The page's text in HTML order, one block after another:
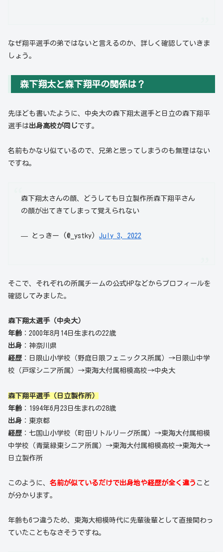
なぜ翔平選手の弟ではないと言えるのか、詳しく確認していきま
しょう。
森下翔太と森下翔平の関係は？
先ほども書いたように、中央大の森下翔太選手と日立の森下翔平
選手は出身高校が同じです。
名前もかなり似ているので、兄弟と思ってしまうのも無理はない
ですね。
森下翔太さんの顔、どうしても日立製作所森下翔平さん
の顔が出てきてしまって覚えられない
— とっきー (@_ystky)July 3, 2022
そこで、それぞれの所属チームの公式HPなどからプロフィールを
確認してみました。
森下翔太選手（中央大）
年齢 ：2000年8月14日生まれの22歳
出身 ：神奈川県
経歴 ：日限山小学校（野庭日限フェニックス所属）→日限山中学
校（戸塚シニア所属）→東海大付属相模高校→中央大
森下翔平選手（日立製作所）
年齢 ：1994年6月23日生まれの28歳
出身 ：東京都
経歴 ：七国山小学校（町田リトルリーグ所属）→東海大付属相模
中学校（青葉緑東シニア所属）→東海大付属相模高校→東海大→
日立製作所
このように、 名前が似ているだけで出身地や経歴が全く違う こと
が分かります。
年齢も6つ違うため、東海大相模時代に先輩後輩として直接関わっ
ていたこともなさそうですね。